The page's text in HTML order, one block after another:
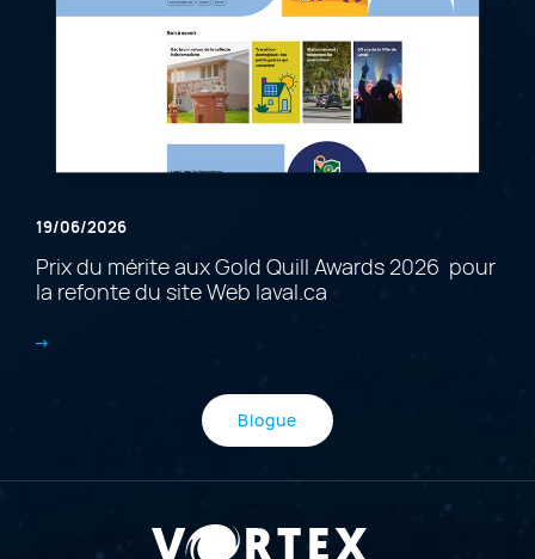
19/06/2026
Prix du mérite aux Gold Quill Awards 2026 pour
la refonte du site Web laval.ca
Blogue